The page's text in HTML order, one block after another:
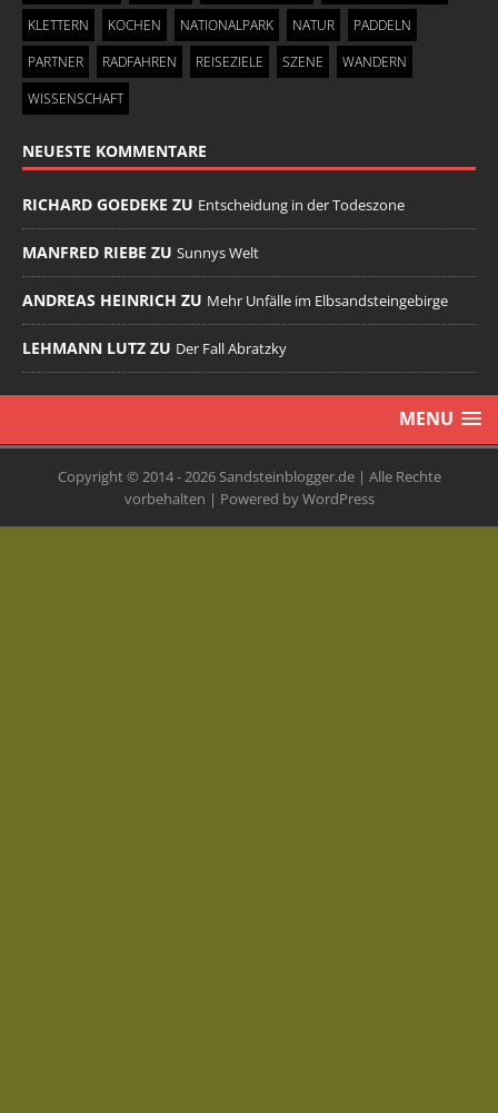
KLETTERN
KOCHEN NATIONALPARK NATUR
PADDELN
PARTNER
RADFAHREN REISEZIELE SZENE
WANDERN
WISSENSCHAFT
NEUESTE KOMMENTARE
RICHARD GOEDEKE ZU Entscheidung in der Todeszone
MANFRED RIEBE ZU Sunnys Welt
ANDREAS HEINRICH ZU Mehr Unfälle im Elbsandsteingebirge
LEHMANN LUTZ ZU Der Fall Abratzky
MENU
Copyright © 2014 - 2026 Sandsteinblogger.de | Alle Rechte
vorbehalten | Powered by WordPress